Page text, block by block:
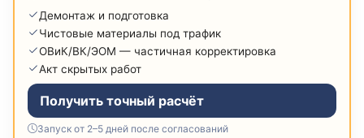
Демонтаж и подготовка
Чистовые материалы под трафик
ОВиК/ВК/ЭОМ — частичная корректировка
Акт скрытых работ
Получить точный расчёт
Запуск от 2–5 дней после согласований